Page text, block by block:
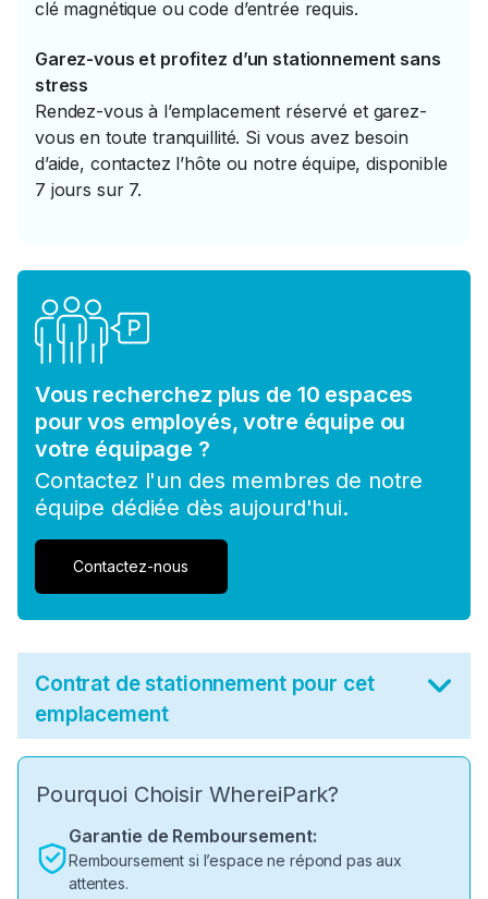
clé magnétique ou code d’entrée requis.
Garez-vous et profitez d’un stationnement sans
stress
Rendez-vous à l’emplacement réservé et garez-
vous en toute tranquillité. Si vous avez besoin
d’aide, contactez l’hôte ou notre équipe, disponible
7 jours sur 7.
Vous recherchez plus de 10 espaces
pour vos employés, votre équipe ou
votre équipage ?
Contactez l'un des membres de notre
équipe dédiée dès aujourd'hui.
Contactez-nous
Contrat de stationnement pour cet
emplacement
Pourquoi Choisir WhereiPark?
Garantie de Remboursement:
Remboursement si l’espace ne répond pas aux
attentes.